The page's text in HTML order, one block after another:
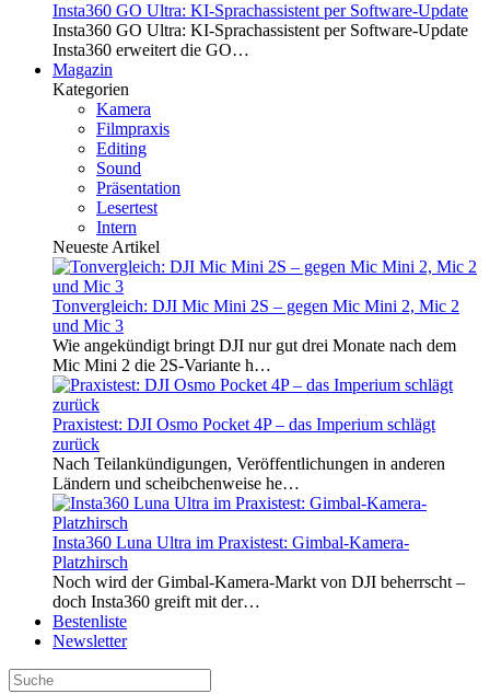
Insta360 GO Ultra: KI-Sprachassistent per Software-Update
Insta360 GO Ultra: KI-Sprachassistent per Software-Update
Insta360 erweitert die GO…
Magazin
Kategorien
Kamera
Filmpraxis
Editing
Sound
Präsentation
Lesertest
Intern
Neueste Artikel
Tonvergleich: DJI Mic Mini 2S – gegen Mic Mini 2, Mic 2
und Mic 3
Wie angekündigt bringt DJI nur gut drei Monate nach dem
Mic Mini 2 die 2S-Variante h…
Praxistest: DJI Osmo Pocket 4P – das Imperium schlägt
zurück
Nach Teilankündigungen, Veröffentlichungen in anderen
Ländern und scheibchenweise he…
Insta360 Luna Ultra im Praxistest: Gimbal-Kamera-
Platzhirsch
Noch wird der Gimbal-Kamera-Markt von DJI beherrscht –
doch Insta360 greift mit der…
Bestenliste
Newsletter